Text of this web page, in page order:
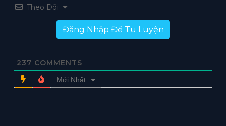
Theo Dõi
Đăng Nhập Để Tu Luyện
237 COMMENTS
Mới Nhất